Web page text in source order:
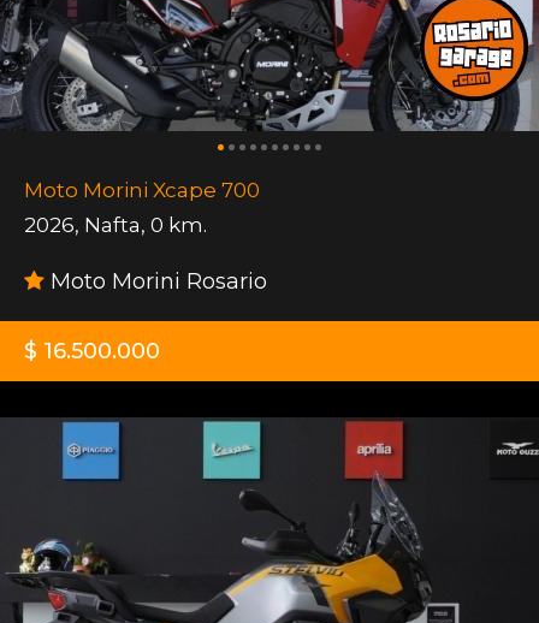
Moto Morini Xcape 700
2026, Nafta, 0 km.
Moto Morini Rosario
$ 16.500.000